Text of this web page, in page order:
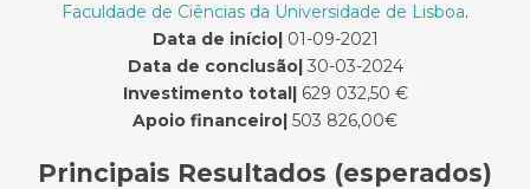
Faculdade de Ciências da Universidade de Lisboa.
Data de início|01-09-2021
Data de conclusão|30-03-2024
Investimento total|629 032,50 €
Apoio financeiro| 503 826,00€
Principais Resultados (esperados)